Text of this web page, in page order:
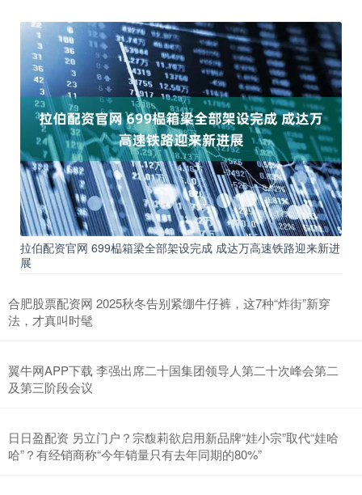
拉伯配资官网 699榀箱梁全部架设完成 成达万高速铁路迎来新进
展
合肥股票配资网 2025秋冬告别紧绷牛仔裤，这7种“炸街”新穿
法，才真叫时髦
翼牛网APP下载 李强出席二十国集团领导人第二十次峰会第二
及第三阶段会议
日日盈配资 另立门户？宗馥莉欲启用新品牌“娃小宗”取代“娃哈
哈”？有经销商称“今年销量只有去年同期的80%”